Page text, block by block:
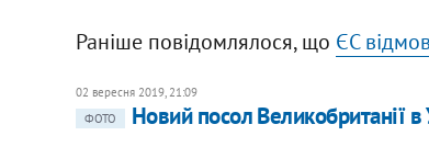
Раніше повідомлялося, що ЄС
02 вересня 2019, 21:09
ФОТО
Новий посол Великобританії